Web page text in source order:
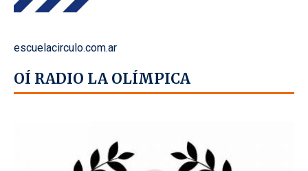
escuelacirculo.com.ar
OÍ RADIO LA OLÍMPICA